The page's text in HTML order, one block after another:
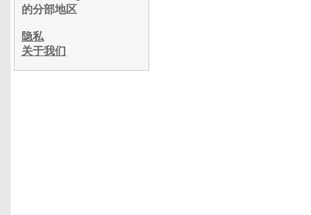
的分部地区
隐私
关于我们